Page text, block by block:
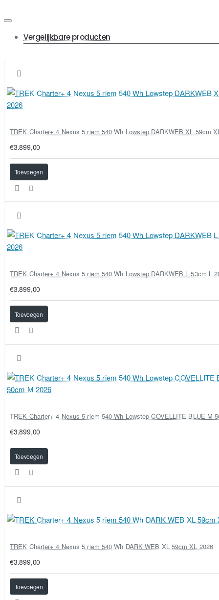
Vergelijkbare producten
TREK Charter+ 4 Nexus 5 riem 540 Wh Lowstep DARKWEB XL 59cm
€3.899,00
Toevoegen
TREK Charter+ 4 Nexus 5 riem 540 Wh Lowstep DARKWEB L 53cm L
€3.899,00
Toevoegen
TREK Charter+ 4 Nexus 5 riem 540 Wh Lowstep COVELLITE BLUE M
€3.899,00
Toevoegen
TREK Charter+ 4 Nexus 5 riem 540 Wh DARK WEB XL 59cm XL 2026
€3.899,00
Toevoegen